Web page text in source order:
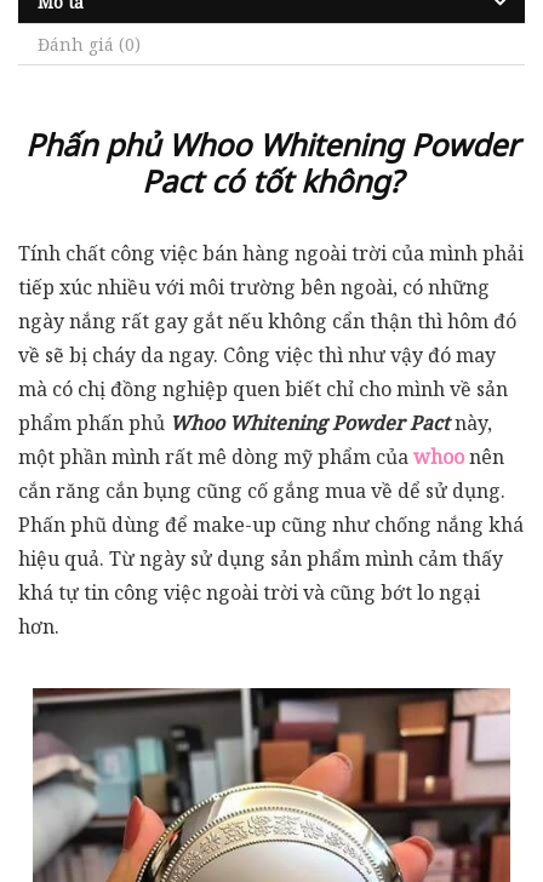
Đánh giá (0)
Phấn phủ Whoo Whitening Powder
Pact có tốt không?
Tính chất công việc bán hàng ngoài trời của mình phải
tiếp xúc nhiều với môi trường bên ngoài, có những
ngày nắng rất gay gắt nếu không cẩn thận thì hôm đó
về sẽ bị cháy da ngay. Công việc thì như vậy đó may
mà có chị đồng nghiệp quen biết chỉ cho mình về sản
phẩm phấn phủ Whoo Whitening Powder Pactnày,
một phần mình rất mê dòng mỹ phẩm củawhoonên
cắn răng cắn bụng cũng cố gắng mua về dể sử dụng.
Phấn phũ dùng để make-up cũng như chống nắng khá
hiệu quả. Từ ngày sử dụng sản phẩm mình cảm thấy
khá tự tin công việc ngoài trời và cũng bớt lo ngại
hơn.